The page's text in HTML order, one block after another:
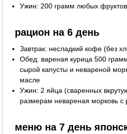
Ужин: 200 грамм любых фруктов
рацион на 6 день
Завтрак: несладкий кофе (без
Обед: вареная курица 500
сырой капусты и невареной
масле
Ужин: 2 яйца (сваренных
размерам невареная морковь
меню на 7 день